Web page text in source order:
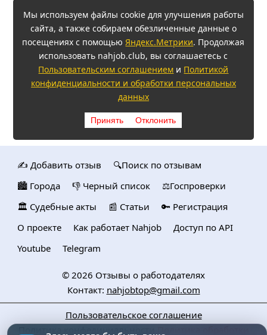
Мы используем файлы cookie для улучшения работы
сайта, а также собираем обезличенные данные о
посещениях с помощьюЯндекс.Метрики. Продолжая
использовать nahjob.club, вы соглашаетесь с
Пользовательским соглашением и Политикой
конфиденциальности и обработки персональных
данных
Принять Отклонить
✍️ Добавить отзыв
🔍Поиск по отзывам
🏙️ Городa
👎 Черный список
⚖️Госпроверки
🏛️ Судебные акты
📰 Статьи
🔑 Регистрация
О проекте
Как работает Nahjob
Доступ по API
Youtube
Telegram
© 2026 Отзывы о работодателях
Контакт: nahjobtop@gmail.com
Пользовательское соглашение
Политика конфедициальности